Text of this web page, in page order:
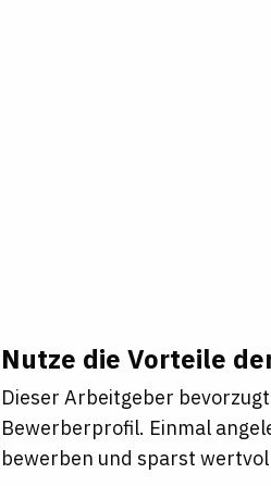
Nutze die Vorteile
Dieser Arbeitgeber
Bewerberprofil. Einmal
bewerben und sparst